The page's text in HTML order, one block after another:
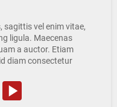
sagittis vel enim vitae,
ligula. Maecenas
a auctor. Etiam
diam consectetur